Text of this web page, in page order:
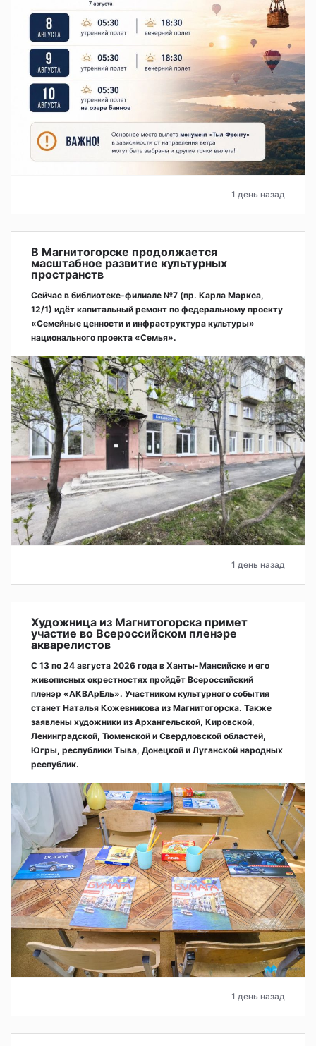
1 день назад
В Магнитогорске продолжается
масштабное развитие культурных
пространств
Сейчас в библиотеке-филиале №7 (пр. Карла Маркса,
12/1) идёт капитальный ремонт по федеральному проекту
«Семейные ценности и инфраструктура культуры»
национального проекта «Семья».
1 день назад
Художница из Магнитогорска примет
участие во Всероссийском пленэре
акварелистов
С 13 по 24 августа 2026 года в Ханты-Мансийске и его
живописных окрестностях пройдёт Всероссийский
пленэр «АКВАрЕль». Участником культурного события
станет Наталья Кожевникова из Магнитогорска. Также
заявлены художники из Архангельской, Кировской,
Ленинградской, Тюменской и Свердловской областей,
Югры, республики Тыва, Донецкой и Луганской народных
республик.
1 день назад